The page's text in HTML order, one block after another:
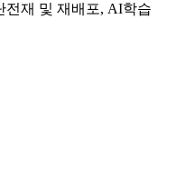
재 및 재배포, AI학습